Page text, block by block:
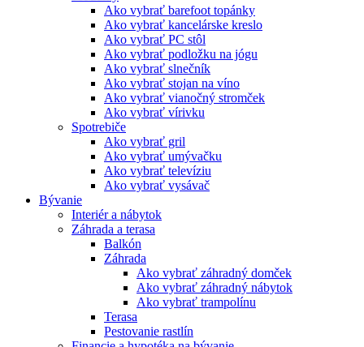
Ako vybrať barefoot topánky
Ako vybrať kancelárske kreslo
Ako vybrať PC stôl
Ako vybrať podložku na jógu
Ako vybrať slnečník
Ako vybrať stojan na víno
Ako vybrať vianočný stromček
Ako vybrať vírivku
Spotrebiče
Ako vybrať gril
Ako vybrať umývačku
Ako vybrať televíziu
Ako vybrať vysávač
Bývanie
Interiér a nábytok
Záhrada a terasa
Balkón
Záhrada
Ako vybrať záhradný domček
Ako vybrať záhradný nábytok
Ako vybrať trampolínu
Terasa
Pestovanie rastlín